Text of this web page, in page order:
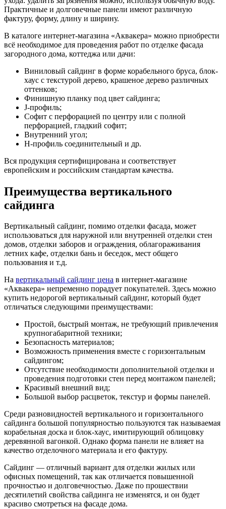
Практичные и долговечные панели имеют различную
фактуру, форму, длину и ширину.
В каталоге интернет-магазина «Аквакера» можно приобрести
всё необходимое для проведения работ по отделке фасада
загородного дома, коттеджа или дачи:
Виниловый сайдинг в форме корабельного бруса, блок-
хаус с текстурой дерево, крашеное дерево различных
оттенков;
Финишную планку под цвет сайдинга;
J-профиль;
Софит с перфорацией по центру или с полной
перфорацией, гладкий софит;
Внутренний угол;
H-профиль соединительный и др.
Вся продукция сертифицирована и соответствует
европейским и российским стандартам качества.
Преимущества вертикального
сайдинга
Вертикальный сайдинг, помимо отделки фасада, может
использоваться для наружной или внутренней отделки стен
домов, отделки заборов и ограждения, облагораживания
летних кафе, отделки бань и беседок, мест общего
пользования и т.д.
На вертикальный сайдинг цена в интернет-магазине
«Аквакера» непременно порадует покупателей. Здесь можно
купить недорогой вертикальный сайдинг, который будет
отличаться следующими преимуществами:
Простой, быстрый монтаж, не требующий привлечения
крупногабаритной техники;
Безопасность материалов;
Возможность применения вместе с горизонтальным
сайдингом;
Отсутствие необходимости дополнительной отделки и
проведения подготовки стен перед монтажом панелей;
Красивый внешний вид;
Большой выбор расцветок, текстур и формы панелей.
Среди разновидностей вертикального и горизонтального
сайдинга большой популярностью пользуются так называемая
корабельная доска и блок-хаус, имитирующий облицовку
деревянной вагонкой. Однако форма панели не влияет на
качество отделочного материала и его фактуру.
Сайдинг — отличный вариант для отделки жилых или
офисных помещений, так как отличается повышенной
прочностью и долговечностью. Даже по прошествии
десятилетий свойства сайдинга не изменятся, и он будет
красиво смотреться на фасаде дома.